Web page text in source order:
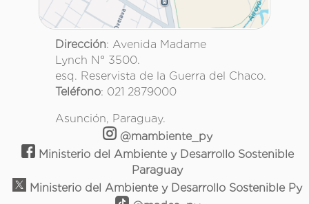
Dirección: Avenida Madame
Lynch N° 3500.
esq. Reservista de la Guerra del Chaco.
Teléfono: 021 2879000
Asunción, Paraguay.
@mambiente_py
Ministerio del Ambiente y Desarrollo Sostenible
Paraguay
Ministerio del Ambiente y Desarrollo Sostenible Py